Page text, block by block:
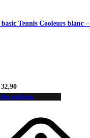
Tennis Cooleurs blanc
32,90
options